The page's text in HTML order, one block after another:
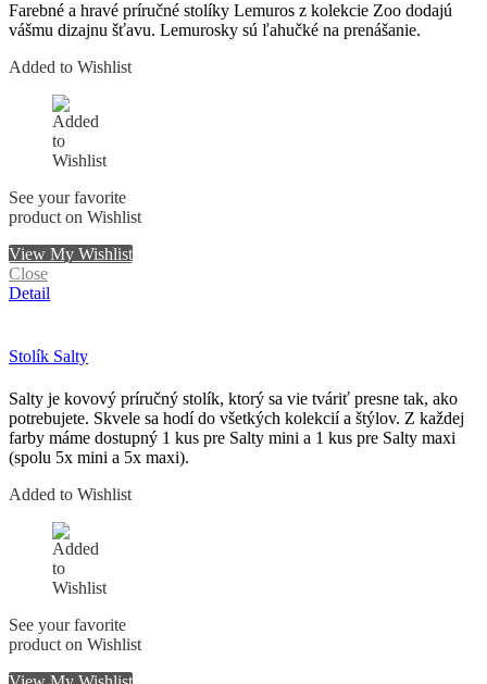
Farebné a hravé príručné stolíky Lemuros z kolekcie Zoo dodajú
vášmu dizajnu šťavu. Lemurosky sú ľahučké na prenášanie.
Added to Wishlist
See your favorite
product on Wishlist
View My Wishlist
Close
Detail
Stolík Salty
Salty je kovový príručný stolík, ktorý sa vie tváriť presne tak, ako
potrebujete. Skvele sa hodí do všetkých kolekcií a štýlov. Z každej
farby máme dostupný 1 kus pre Salty mini a 1 kus pre Salty maxi
(spolu 5x mini a 5x maxi).
Added to Wishlist
See your favorite
product on Wishlist